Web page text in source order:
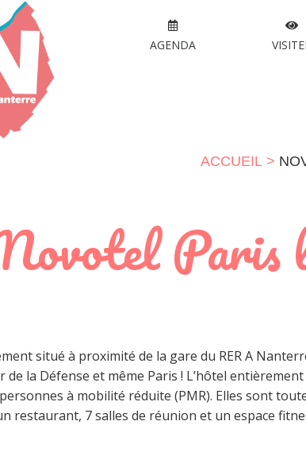
AGENDA
ACCUEIL
Paris
situé à proximité de la gare du RER A
de la Défense et même Paris ! L’hôtel
à mobilité réduite (PMR). Elles sont
restaurant, 7 salles de réunion et un espace